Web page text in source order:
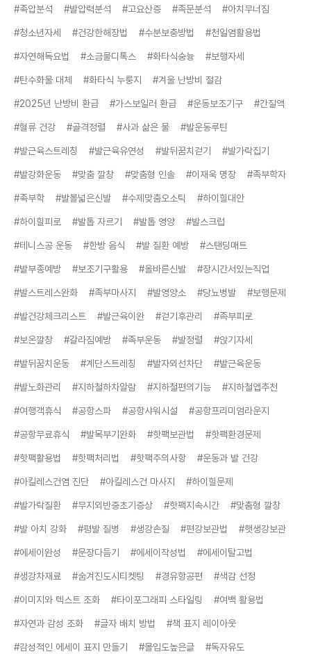
#족압분석 #발압력분석 #고요산증 #족문분석 #아치무너짐
#청소년자세 #건강한해장법 #수분보충방법 #천일염활용법
#자연해독요법 #소금물디톡스 #화타식숭늉 #보행자세
#탄수화물 대체 #화타식 누룽지 #겨울 난방비 절감
#2025년 난방비 환급 #가스보일러 환급 #운동보조기구 #간질액
#혈류 건강 #골격정렬 #사과 삶은 물 #발운동루틴
#발근육스트레칭 #발근육유연성 #발뒤꿈치걷기 #발가락집기
#발강화운동 #맞춤 깔창 #맞춤형 인솔 #이재욱 명장 #족부학자
#족부학 #발볼넓은신발 #수제맞춤오소틱 #하이힐대안
#하이힐피로 #발톱 자르기 #발톱 영양 #발스크럽
#테니스공 운동 #한방 음식 #발 질환 예방 #스탠딩매트
#발부종예방 #보조기구활용 #올바른신발 #장시간서있는직업
#발스트레스완화 #족부마사지 #발영양소 #당뇨병발 #보행문제
#발건강체크리스트 #발근육이완 #걷기후관리 #족부피로
#보온깔창 #갈라짐예방 #족부운동 #발정렬 #앉기자세
#발뒤꿈치운동 #계단스트레칭 #발자외선차단 #발근육운동
#발노화관리 #지하철하차알람 #지하철편의기능 #지하철앱추천
#여행객휴식 #공항스파 #공항샤워시설 #공항프리미엄라운지
#공항무료휴식 #발목부기완화 #핫팩보관법 #핫팩환경문제
#핫팩활용법 #핫팩처리법 #핫팩주의사항 #운동과 발 건강
#아킬레스건염 진단 #아킬레스건 마사지 #하이힐문제
#발가락질환 #무지외반증초기증상 #핫팩지속시간 #맞춤형 깔창
#발 아치 강화 #평발 질병 #생강손질 #편강보관법 #햇생강보관
#에세이완성 #문장다듬기 #에세이작성법 #에세이탈고법
#생강차재료 #숨겨진도시티켓팅 #경유항공편 #색감 선정
#이미지와 텍스트 조화 #타이포그래피 스타일링 #여백 활용법
#자연과 감성 조화 #글자 배치 방법 #책 표지 레이아웃
#감성적인 에세이 표지 만들기 #몰입도높은글 #독자유도